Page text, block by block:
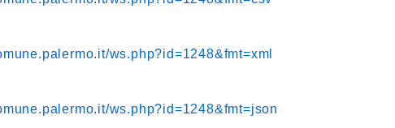
ws.php?id=1248&fmt=xml
ws.php?id=1248&fmt=json